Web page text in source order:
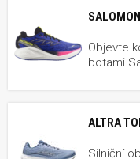
Objevte
botami
ALTRA
Silniční